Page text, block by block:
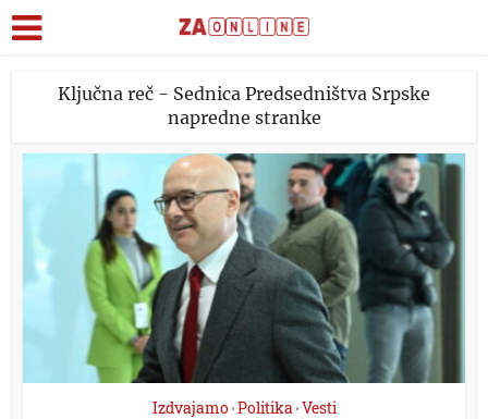
Ključna reč - Sednica Predsedništva Srpske
napredne stranke
Izdvajamo •Politika •Vesti